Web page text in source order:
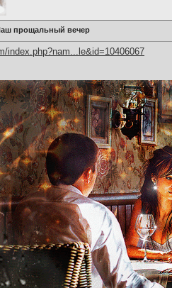
прощальный вечер
index.php?nam...le&id=10406067